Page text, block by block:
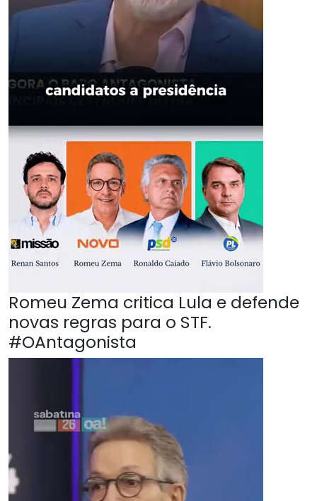
Romeu Zema critica Lula e defende
novas regras para o STF.
#OAntagonista